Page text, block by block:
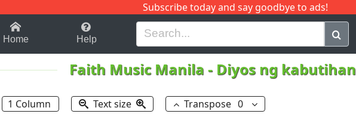
Subscribe today and say goodbye to ads!
B H I J Q
Home Help
Faith Music Manila - Diyos ng kabutihan
1 Column Text size Transpose 0